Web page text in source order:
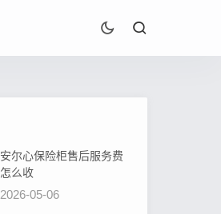
安尔心保险柜售后服务费
怎么收
2026-05-06